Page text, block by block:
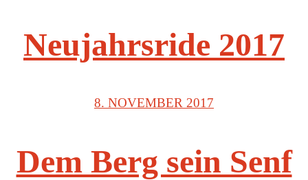
Neujahrsride 2017
8. NOVEMBER 2017
Dem Berg sein Senf